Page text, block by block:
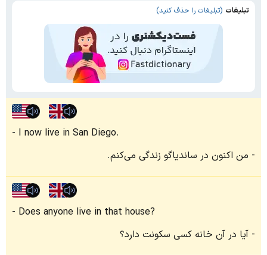
تبلیغات (تبلیغات را حذف کنید)
I now live in San Diego.
من اکنون در ساندیاگو زندگی می‌کنم.
Does anyone live in that house?
آیا در آن خانه کسی سکونت دارد؟